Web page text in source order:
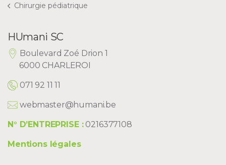
Chirurgie pédiatrique
HUmani SC
Boulevard Zoé Drion 1
6000 CHARLEROI
071 92 11 11
webmaster@humani.be
N° D’ENTREPRISE :0216377108
Mentions légales